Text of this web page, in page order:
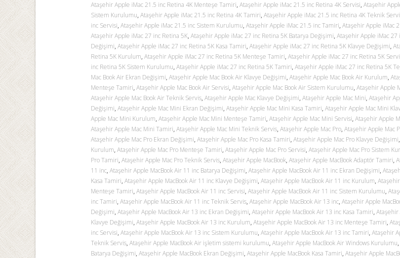
Ataşehir Apple iMac 21.5 inc Retina 4K Menteşe Tamiri, Ataşehir Apple iMac 21.5 inc Retina 4K Servisi, Ataşehir
Sistem Kurulumu, Ataşehir Apple iMac 21.5 inc Retina 4K Tamiri, Ataşehir Apple iMac 21.5 inc Retina 4K Teknik
inc Servisi, Ataşehir Apple iMac 21.5 inc Sistem Kurulumu, Ataşehir Apple iMac 21.5 inc Tamiri, Ataşehir Apple iMac
Ataşehir Apple iMac 27 inc Retina 5K, Ataşehir Apple iMac 27 inc Retina 5K Batarya Değişimi, Ataşehir Apple iMac 27
Değişimi, Ataşehir Apple iMac 27 inc Retina 5K Kasa Tamiri, Ataşehir Apple iMac 27 inc Retina 5K Klavye Değişimi,
Retina 5K Kurulum, Ataşehir Apple iMac 27 inc Retina 5K Menteşe Tamiri, Ataşehir Apple iMac 27 inc Retina 5K
inc Retina 5K Sistem Kurulumu, Ataşehir Apple iMac 27 inc Retina 5K Tamiri, Ataşehir Apple iMac 27 inc Retina 5K
Mac Book Air Ekran Değişimi, Ataşehir Apple Mac Book Air Klavye Değişimi, Ataşehir Apple Mac Book Air Kurulum,
Menteşe Tamiri, Ataşehir Apple Mac Book Air Servisi, Ataşehir Apple Mac Book Air Sistem Kurulumu, Ataşehir Apple
Ataşehir Apple Mac Book Air Teknik Servis, Ataşehir Apple Mac Klavye Değişimi, Ataşehir Apple Mac Mini, Ataşehir
Değişimi, Ataşehir Apple Mac Mini Ekran Değişimi, Ataşehir Apple Mac Mini Kasa Tamiri, Ataşehir Apple Mac Mini
Apple Mac Mini Kurulum, Ataşehir Apple Mac Mini Menteşe Tamiri, Ataşehir Apple Mac Mini Servisi, Ataşehir Apple
Ataşehir Apple Mac Mini Tamiri, Ataşehir Apple Mac Mini Teknik Servis, Ataşehir Apple Mac Pro, Ataşehir Apple Mac
Ataşehir Apple Mac Pro Ekran Değişimi, Ataşehir Apple Mac Pro Kasa Tamiri, Ataşehir Apple Mac Pro Klavye Değişimi,
Kurulum, Ataşehir Apple Mac Pro Menteşe Tamiri, Ataşehir Apple Mac Pro Servisi, Ataşehir Apple Mac Pro Sistem
Pro Tamiri, Ataşehir Apple Mac Pro Teknik Servis, Ataşehir Apple MacBook, Ataşehir Apple MacBook Adaptör Tamiri,
11 inc, Ataşehir Apple MacBook Air 11 inc Batarya Değişimi, Ataşehir Apple MacBook Air 11 inc Ekran Değişimi,
Kasa Tamiri, Ataşehir Apple MacBook Air 11 inc Klavye Değişimi, Ataşehir Apple MacBook Air 11 inc Kurulum,
Menteşe Tamiri, Ataşehir Apple MacBook Air 11 inc Servisi, Ataşehir Apple MacBook Air 11 inc Sistem Kurulumu,
inc Tamiri, Ataşehir Apple MacBook Air 11 inc Teknik Servis, Ataşehir Apple MacBook Air 13 inc, Ataşehir Apple
Değişimi, Ataşehir Apple MacBook Air 13 inc Ekran Değişimi, Ataşehir Apple MacBook Air 13 inc Kasa Tamiri, Ataşehir
Klavye Değişimi, Ataşehir Apple MacBook Air 13 inc Kurulum, Ataşehir Apple MacBook Air 13 inc Menteşe Tamiri,
inc Servisi, Ataşehir Apple MacBook Air 13 inc Sistem Kurulumu, Ataşehir Apple MacBook Air 13 inc Tamiri, Ataşehir
Teknik Servis, Ataşehir Apple MacBook Air işletim sistemi kurulumu, Ataşehir Apple MacBook Air Windows Kurulumu,
Batarya Değişimi, Ataşehir Apple MacBook Ekran Değişimi, Ataşehir Apple MacBook Kasa Tamiri, Ataşehir Apple